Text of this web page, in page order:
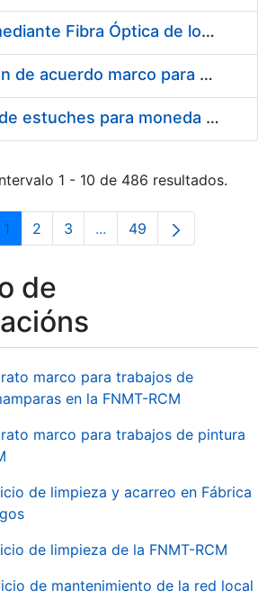
Conexión mediante Fibra Óptica de los Centros de Proceso de Datos (CPDs) de las sedes de la FNMT-RCM de Burgos y Madrid
Contratación de acuerdo marco para el Suministro de Material de Electricidad para la Fábrica Nacional de Moneda y Timbre-Real Casa de la Moneda en su centro de trabajo de Burgos
Suministro de estuches para moneda de 30 €
1 - 10 de 486 resultados.
Páxina
1 Páxina
2 Páxina
3 ...Páxinas intermedias Use
Páxina
49
de
marco para trabajos de
en la FNMT-RCM
marco para trabajos de pintura
de limpieza y acarreo en Fábrica
de limpieza de la FNMT-RCM
de mantenimiento de la red local